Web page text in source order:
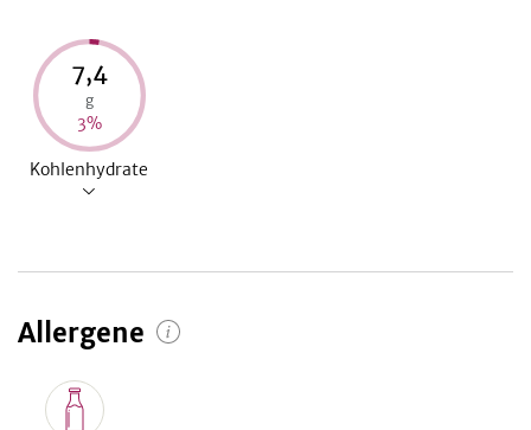
7,4
g
3%
Kohlenhydrate
Allergene